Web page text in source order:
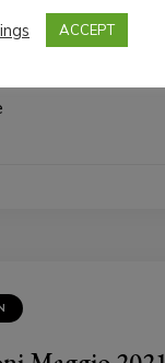
Maggio 2021
ACCEPT